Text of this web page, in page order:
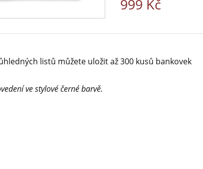
999 Kč
listů můžete uložit až 300 kusů bankovek
ve stylové černé barvě.